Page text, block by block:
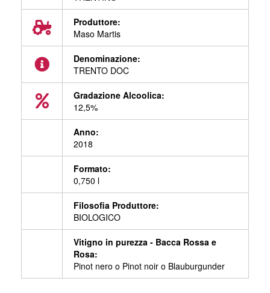
Produttore:
Maso Martis
Denominazione:
TRENTO DOC
Gradazione Alcoolica:
12,5%
Anno:
2018
Formato:
0,750 l
Filosofia Produttore:
BIOLOGICO
Vitigno in purezza - Bacca Rossa e
Rosa:
Pinot nero o Pinot noir o Blauburgunder